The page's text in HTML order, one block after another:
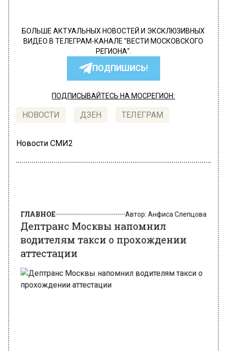
БОЛЬШЕ АКТУАЛЬНЫХ НОВОСТЕЙ И ЭКСКЛЮЗИВНЫХ
ВИДЕО В ТЕЛЕГРАМ-КАНАЛЕ "ВЕСТИ МОСКОВСКОГО
РЕГИОНА".
ПОДПИШИСЬ!
ПОДПИСЫВАЙТЕСЬ НА МОСРЕГИОН:
НОВОСТИ ДЗЕН ТЕЛЕГРАМ
Новости СМИ2
Дептранс Москвы напомнил
водителям такси о прохождении
аттестации